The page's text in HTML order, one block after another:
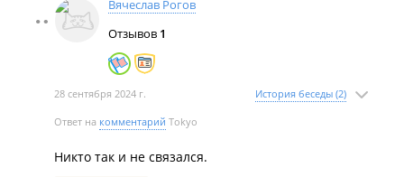
Вячеслав Рогов
Отзывов 1
28 сентября 2024 г. История беседы (2)
Ответ на комментарий Tokyo
Никто так и не связался.